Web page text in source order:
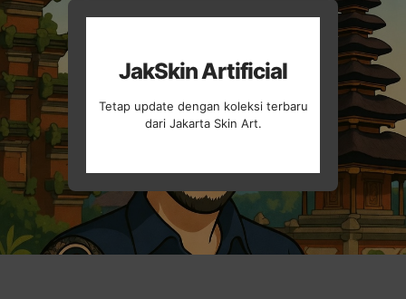
JakSkin Artificial
Tetap update dengan koleksi terbaru
dari Jakarta Skin Art.